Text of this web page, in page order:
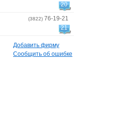
20
(3822) 76-19-21
21
Добавить фирму
Сообщить об ошибке